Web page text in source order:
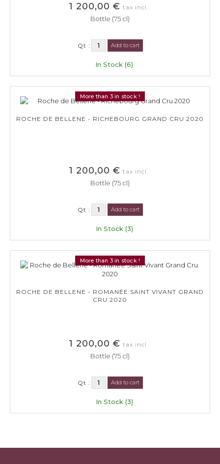
1 200,00 € tax incl.
Bottle (75 cl)
Qt : Add to cart
In Stock (6)
More than 3 in stock !
ROCHE DE BELLENE - RICHEBOURG GRAND CRU 2020
1 200,00 € tax incl.
Bottle (75 cl)
Qt : Add to cart
In Stock (3)
More than 3 in stock !
ROCHE DE BELLENE - ROMANÉE SAINT VIVANT GRAND
CRU 2020
1 200,00 € tax incl.
Bottle (75 cl)
Qt : Add to cart
In Stock (3)